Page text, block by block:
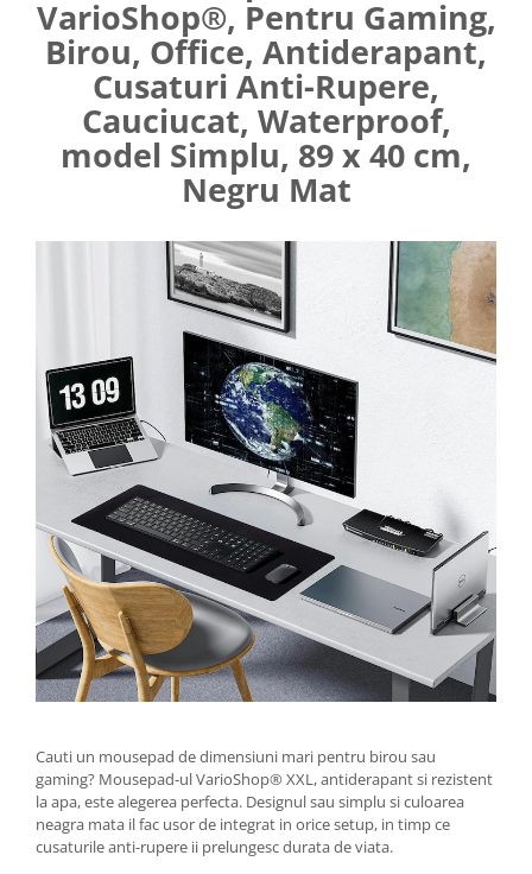
Umerase pentru haine si suporturi
Curatenie, Organizare si
Depozitare
Decoratiuni si petreceri
Accesorii decorative
VarioShop®, Pentru Gaming,
Birou, Office, Antiderapant,
Cusaturi Anti-Rupere,
Cauciucat, Waterproof,
model Simplu, 89 x 40 cm,
Negru Mat
Cauti un mousepad de dimensiuni mari pentru birou sau
gaming? Mousepad-ul VarioShop® XXL, antiderapant si rezistent
la apa, este alegerea perfecta. Designul sau simplu si culoarea
neagra mata il fac usor de integrat in orice setup, in timp ce
cusaturile anti-rupere ii prelungesc durata de viata.